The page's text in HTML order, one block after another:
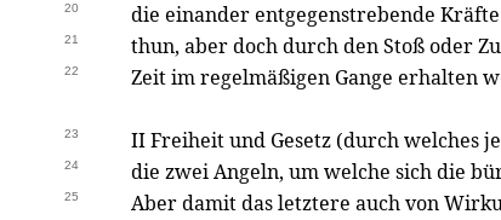
20 die einander entgegenstrebende
21 thun, aber doch durch den Stoß oder
22 Zeit im regelmäßigen Gange erhalten
23 II Freiheit und Gesetz (durch welches
24 die zwei Angeln, um welche sich die
25 Aber damit das letztere auch von